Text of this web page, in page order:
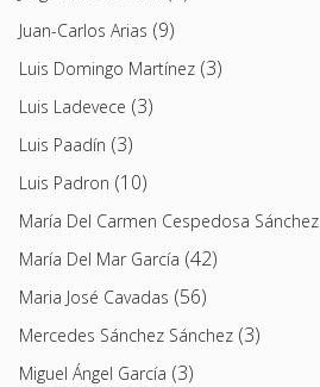
Juan-Carlos Arias (9)
Luis Domingo Martínez (3)
Luis Ladevece (3)
Luis Paadín (3)
Luis Padron (10)
María Del Carmen Cespedosa Sánchez
María Del Mar García (42)
Maria José Cavadas (56)
Mercedes Sánchez Sánchez (3)
Miguel Ángel García (3)